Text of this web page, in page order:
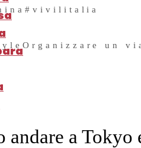
#vivilitalia
Organizzare un
andare a Tokyo